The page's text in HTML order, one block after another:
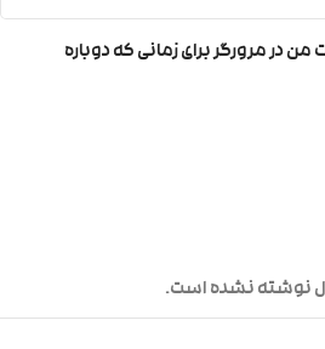
نوشته نشده است.
در مرورگر برای زمانی که دوباره